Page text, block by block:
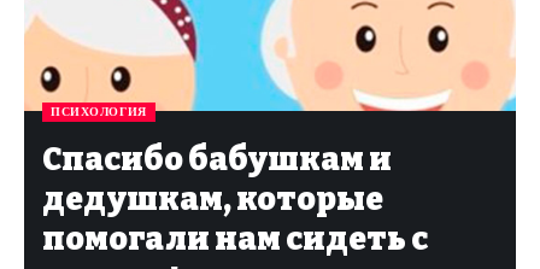
ПСИХОЛОГИЯ
Спасибо бабушкам и
дедушкам, которые
помогали нам сидеть с